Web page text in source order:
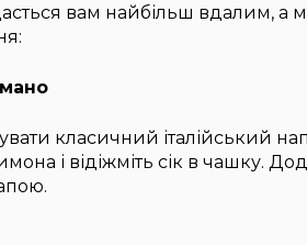
вам найбільш вдалим, а
класичний італійський
і відіжміть сік в чашку.